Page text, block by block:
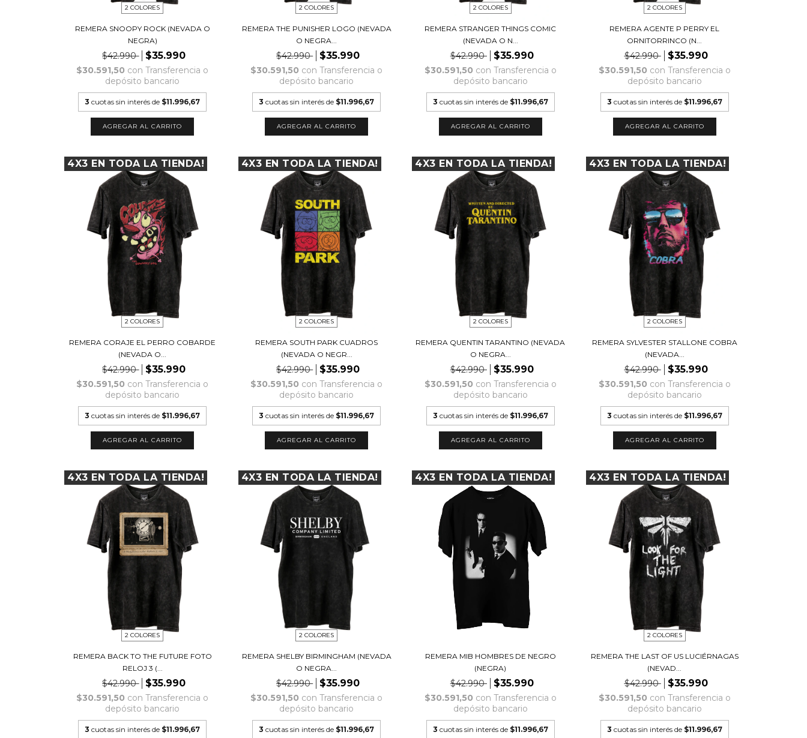
2 COLORES
REMERA SNOOPY ROCK (NEVADA O
NEGRA)
$42.990 $35.990
$30.591,50 con Transferencia o
depósito bancario
3 cuotas sin interés de $11.996,67
AGREGAR AL CARRITO
2 COLORES
REMERA THE PUNISHER LOGO (NEVADA
O NEGRA...
$42.990 $35.990
$30.591,50 con Transferencia o
depósito bancario
3 cuotas sin interés de $11.996,67
AGREGAR AL CARRITO
2 COLORES
REMERA STRANGER THINGS COMIC
(NEVADA O N...
$42.990 $35.990
$30.591,50 con Transferencia o
depósito bancario
3 cuotas sin interés de $11.996,67
AGREGAR AL CARRITO
2 COLORES
REMERA AGENTE P PERRY EL
ORNITORRINCO (N...
$42.990 $35.990
$30.591,50 con Transferencia o
depósito bancario
3 cuotas sin interés de $11.996,67
AGREGAR AL CARRITO
4X3 EN TODA LA TIENDA!
2 COLORES
REMERA CORAJE EL PERRO COBARDE
(NEVADA O...
$42.990 $35.990
$30.591,50 con Transferencia o
depósito bancario
3 cuotas sin interés de $11.996,67
AGREGAR AL CARRITO
4X3 EN TODA LA TIENDA!
2 COLORES
REMERA SOUTH PARK CUADROS
(NEVADA O NEGR...
$42.990 $35.990
$30.591,50 con Transferencia o
depósito bancario
3 cuotas sin interés de $11.996,67
AGREGAR AL CARRITO
4X3 EN TODA LA TIENDA!
2 COLORES
REMERA QUENTIN TARANTINO (NEVADA
O NEGRA...
$42.990 $35.990
$30.591,50 con Transferencia o
depósito bancario
3 cuotas sin interés de $11.996,67
AGREGAR AL CARRITO
4X3 EN TODA LA TIENDA!
2 COLORES
REMERA SYLVESTER STALLONE COBRA
(NEVADA...
$42.990 $35.990
$30.591,50 con Transferencia o
depósito bancario
3 cuotas sin interés de $11.996,67
AGREGAR AL CARRITO
4X3 EN TODA LA TIENDA!
2 COLORES
REMERA BACK TO THE FUTURE FOTO
RELOJ 3 (...
$42.990 $35.990
$30.591,50 con Transferencia o
depósito bancario
3 cuotas sin interés de $11.996,67
4X3 EN TODA LA TIENDA!
2 COLORES
REMERA SHELBY BIRMINGHAM (NEVADA
O NEGRA...
$42.990 $35.990
$30.591,50 con Transferencia o
depósito bancario
3 cuotas sin interés de $11.996,67
4X3 EN TODA LA TIENDA!
REMERA MIB HOMBRES DE NEGRO
(NEGRA)
$42.990 $35.990
$30.591,50 con Transferencia o
depósito bancario
3 cuotas sin interés de $11.996,67
4X3 EN TODA LA TIENDA!
2 COLORES
REMERA THE LAST OF US LUCIÉRNAGAS
(NEVAD...
$42.990 $35.990
$30.591,50 con Transferencia o
depósito bancario
3 cuotas sin interés de $11.996,67